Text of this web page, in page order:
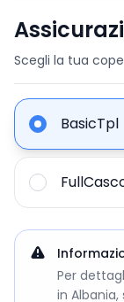
Scegli la tua
BasicTpl
Per
in